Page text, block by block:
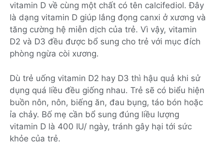
vitamin D về cùng một chất có tên calcifediol. Đây
là dạng vitamin D giúp lắng đọng canxi ở xương và
tăng cường hệ miễn dịch của trẻ. Vì vậy, vitamin
D2 và D3 đều được bổ sung cho trẻ với mục đích
phòng ngừa còi xương.
Dù trẻ uống vitamin D2 hay D3 thì hậu quả khi sử
dụng quá liều đều giống nhau. Trẻ sẽ có biểu hiện
buồn nôn, nôn, biếng ăn, đau bụng, táo bón hoặc
ỉa chảy. Bố mẹ cần bổ sung đúng liều lượng
vitamin D là 400 IU/ ngày, tránh gây hại tới sức
khỏe của trẻ.